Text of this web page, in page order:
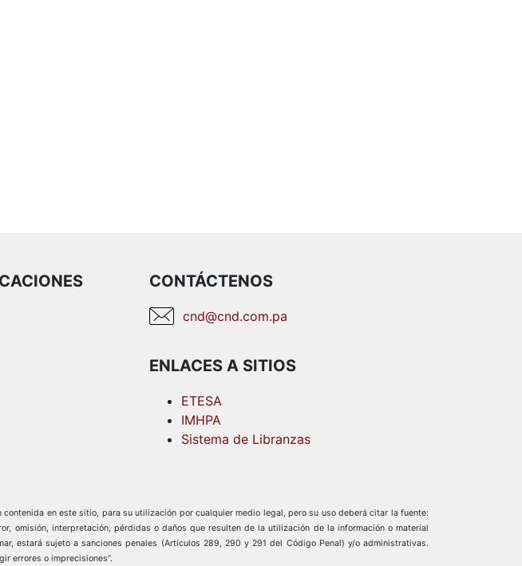
CONTÁCTENOS
cnd@cnd.com.pa
ENLACES A SITIOS
ETESA
IMHPA
Sistema de Libranzas
en este sitio, para su utilización por cualquier medio legal, pero su uso deberá citar la fuente:
omisión, interpretación, pérdidas o daños que resulten de la utilización de la información o material
estará sujeto a sanciones penales (Artículos 289, 290 y 291 del Código Penal) y/o administrativas.
errores o imprecisiones”.